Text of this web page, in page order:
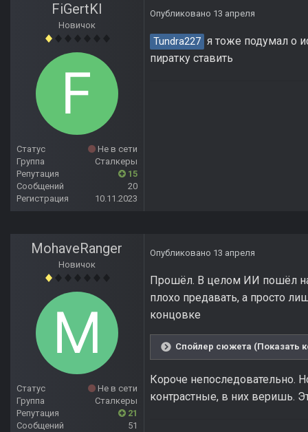
FiGertKl
Новичок
Статус
Не в сети
Группа
Сталкеры
Репутация
15
Сообщений
20
Регистрация
10.11.2023
Опубликовано 13 апреля
Tundra227 я тоже подумал о
пиратку ставить
MohaveRanger
Новичок
Статус
Не в сети
Группа
Сталкеры
Репутация
21
Сообщений
51
Опубликовано 13 апреля
Прошёл. В целом ИИ пошёл на
плохо предавать, а просто
концовке
Спойлер сюжета (Показать
Короче непоследовательно.
контрастные, в них веришь.